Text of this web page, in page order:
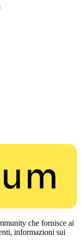
che fornisce ai
informazioni sui